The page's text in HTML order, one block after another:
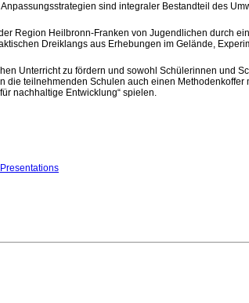
sind integraler Bestandteil des
Region Heilbronn-Franken von Jugendlichen durch
Dreiklangs aus Erhebungen im Gelände,
Unterricht zu fördern und sowohl Schülerinnen und
teilnehmenden Schulen auch einen
nachhaltige Entwicklung“ spielen.